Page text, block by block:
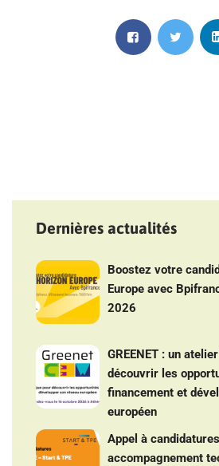
Dernières actualités
Boostez votre
Europe avec
2026
GREENET : un
découvrir les
financement et
européen
Appel à
accompagnement